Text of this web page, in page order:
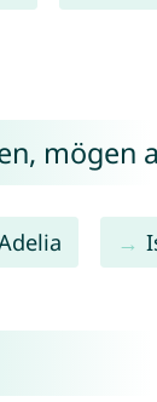
mögen